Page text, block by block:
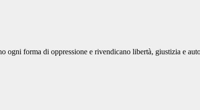
ogni forma di oppressione e rivendicano libertà, giustizia e